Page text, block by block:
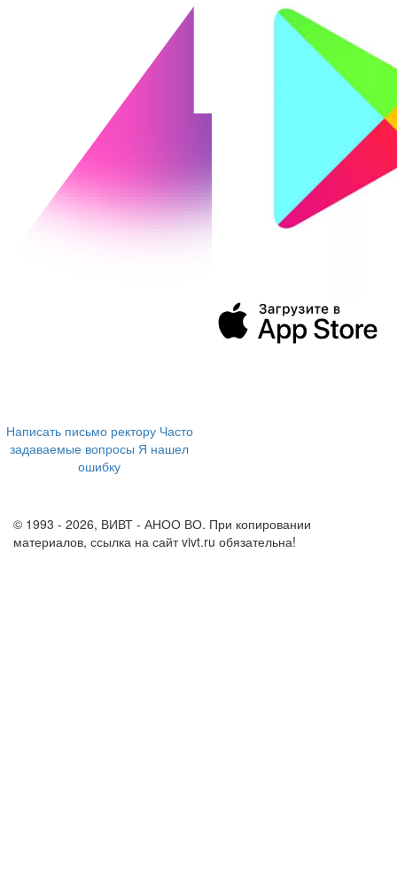
Написать письмо ректору Часто
задаваемые вопросы Я нашел
ошибку
© 1993 - 2026, ВИВТ - АНОО ВО. При копировании
материалов, ссылка на сайт vivt.ru обязательна!